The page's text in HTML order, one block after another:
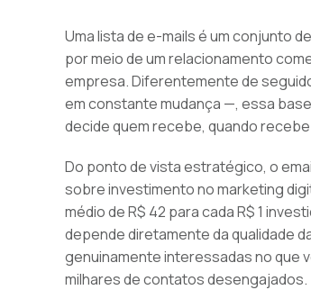
Uma lista de e-mails é um conjunto
por meio de um relacionamento
empresa. Diferentemente de
em constante mudança —, essa
decide quem recebe, quando
Do ponto de vista estratégico, o
sobre investimento no marketing
médio de R$ 42 para cada R$ 1
depende diretamente da qualidade
genuinamente interessadas no que
milhares de contatos desengajados.